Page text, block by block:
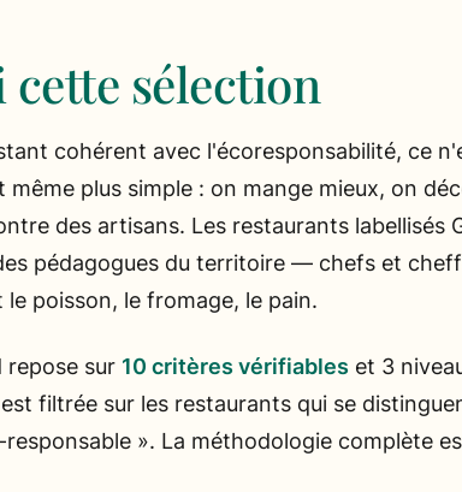
sélection
cohérent avec l'écoresponsabilité, ce
plus simple : on mange mieux, on
des artisans. Les restaurants labellisés
pédagogues du territoire — chefs et
poisson, le fromage, le pain.
repose sur 10 critères vérifiables et 3
filtrée sur les restaurants qui se
». La méthodologie complète